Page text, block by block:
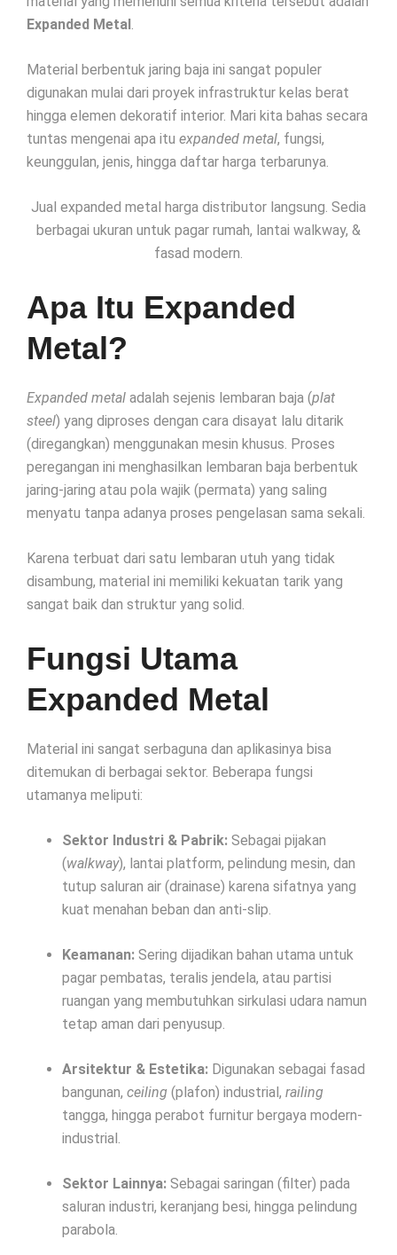
Expanded Metal.
Material berbentuk jaring baja ini sangat populer
digunakan mulai dari proyek infrastruktur kelas berat
hingga elemen dekoratif interior. Mari kita bahas secara
tuntas mengenai apa itu expanded metal, fungsi,
keunggulan, jenis, hingga daftar harga terbarunya.
Jual expanded metal harga distributor langsung. Sedia
berbagai ukuran untuk pagar rumah, lantai walkway, &
fasad modern.
Apa Itu Expanded
Metal?
Expanded metal adalah sejenis lembaran baja (plat
steel) yang diproses dengan cara disayat lalu ditarik
(diregangkan) menggunakan mesin khusus. Proses
peregangan ini menghasilkan lembaran baja berbentuk
jaring-jaring atau pola wajik (permata) yang saling
menyatu tanpa adanya proses pengelasan sama sekali.
Karena terbuat dari satu lembaran utuh yang tidak
disambung, material ini memiliki kekuatan tarik yang
sangat baik dan struktur yang solid.
Fungsi Utama
Expanded Metal
Material ini sangat serbaguna dan aplikasinya bisa
ditemukan di berbagai sektor. Beberapa fungsi
utamanya meliputi:
Sektor Industri & Pabrik: Sebagai pijakan
(walkway), lantai platform, pelindung mesin, dan
tutup saluran air (drainase) karena sifatnya yang
kuat menahan beban dan anti-slip.
Keamanan: Sering dijadikan bahan utama untuk
pagar pembatas, teralis jendela, atau partisi
ruangan yang membutuhkan sirkulasi udara namun
tetap aman dari penyusup.
Arsitektur & Estetika: Digunakan sebagai fasad
bangunan, ceiling (plafon) industrial, railing
tangga, hingga perabot furnitur bergaya modern-
industrial.
Sektor Lainnya: Sebagai saringan (filter) pada
saluran industri, keranjang besi, hingga pelindung
parabola.